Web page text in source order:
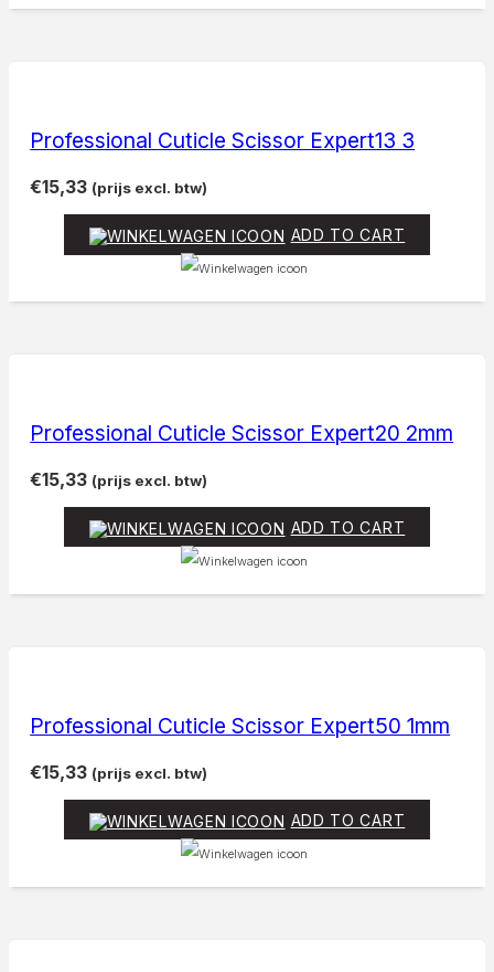
Professional Cuticle Scissor Expert13 3
€15,33 (prijs excl. btw)
ADD TO CART
Professional Cuticle Scissor Expert20 2mm
€15,33 (prijs excl. btw)
ADD TO CART
Professional Cuticle Scissor Expert50 1mm
€15,33 (prijs excl. btw)
ADD TO CART